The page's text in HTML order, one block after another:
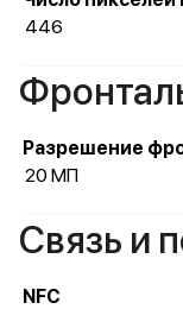
446
Разрешение
20 МП
Связь и
NFC